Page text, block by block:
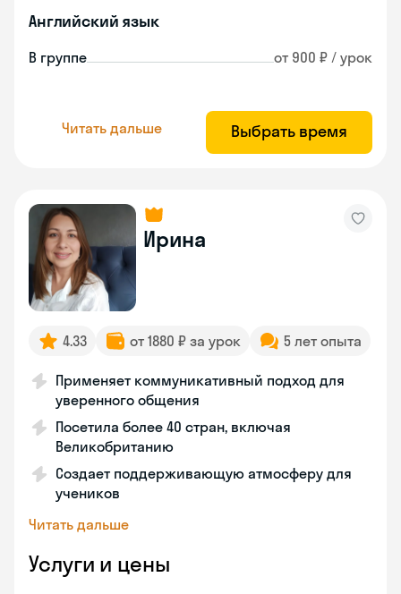
Английский язык
В группе от 900 ₽ / урок
Читать дальше Выбрать время
Ирина
4.33 от 1880 ₽ за урок 5 лет опыта
Применяет коммуникативный подход для
уверенного общения
Посетила более 40 стран, включая
Великобританию
Создает поддерживающую атмосферу для
учеников
Читать дальше
Услуги и цены